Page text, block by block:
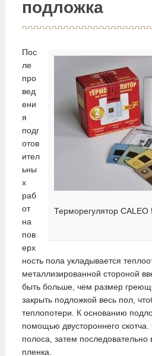
подложка
Терморегулятор CALEO
Пос
ле
про
вед
ени
я
подг
отов
ител
ьны
х
раб
от
на
пов
ерх
ность пола укладывается
металлизированной стороной
быть больше, чем размер
закрыть подложкой весь пол,
теплопотери. К основанию
помощью двустороннего
полоса, затем
пленка.